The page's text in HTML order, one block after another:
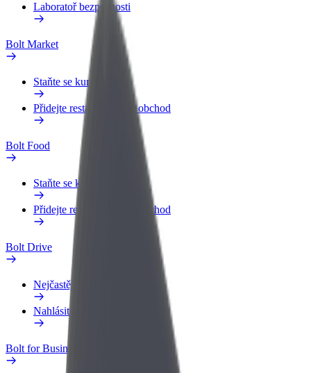
Laboratoř bezpečnosti
Bolt Market
Staňte se kurýrem
Přidejte restauraci nebo obchod
Bolt Food
Staňte se kurýrem
Přidejte restauraci nebo obchod
Bolt Drive
Nejčastější otázky
Nahlásit vozidlo
Bolt for Business